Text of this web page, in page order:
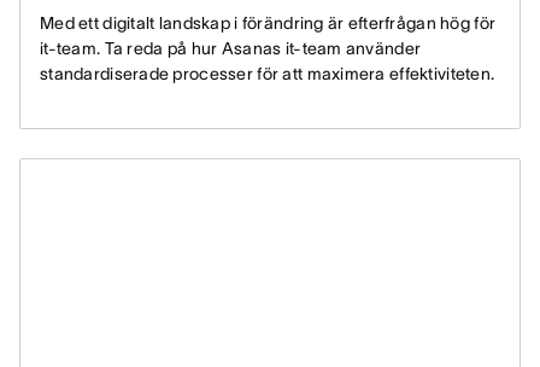
Med ett digitalt landskap i förändring är efterfrågan hög för
it-team. Ta reda på hur Asanas it-team använder
standardiserade processer för att maximera effektiviteten.